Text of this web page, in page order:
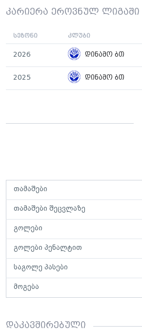
კარიერა ეროვნულ ლიგაში
სეზონი კლუბი
2026 დინამო ბთ
2025 დინამო ბთ
თამაშები
თამაშები შეცვლაზე
გოლები
გოლები პენალტით
საგოლე პასები
მოგება
დაკავშირებული